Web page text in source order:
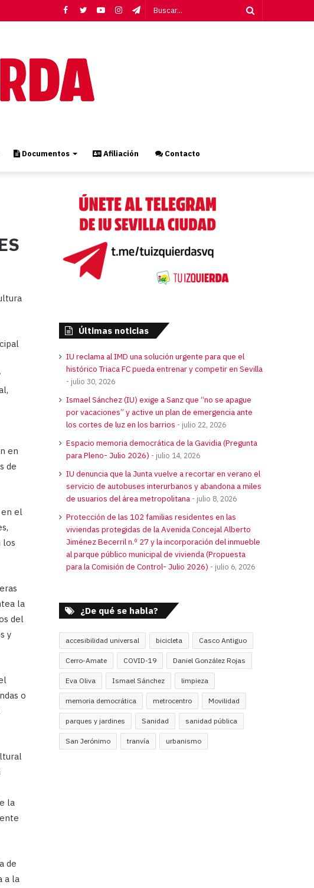
Telegram
Instagram
YouTube
Twitter
Facebook
Documentos Afiliación Contacto
en
de
en el
los
la
del
y
o
la
de
a la
Últimas noticias
IU reclama al IMD una solución urgente para que el
histórico Triaca FC pueda entrenar y competir en Sevilla
julio 30, 2026
Ismael Sánchez (IU) exige a Sanz que “no se apague
por vacaciones” y active un plan de emergencia ante
los cortes de luz en los barrios
julio 22, 2026
Espacio memoria democrática de la Gavidia (Pregunta
para Pleno- Julio 2026)
julio 14, 2026
IU denuncia que la Junta vuelve a recortar en verano el
servicio de autobuses interurbanos y abandona a miles
de usuarios del área metropolitana
julio 8, 2026
Protección de las 102 familias residentes en las
viviendas protegidas de la Avenida Concejal Alberto
Jiménez Becerril n.º 27 y la incorporación del inmueble
al parque público municipal de vivienda (Propuesta
para la Comisión de Control- Julio 2026)
julio 6, 2026
¿De qué se habla?
accesibilidad universal bicicleta Casco Antiguo
Cerro-Amate COVID-19 Daniel González Rojas
Eva Oliva Ismael Sánchez limpieza
memoria democrática metrocentro Movilidad
parques y jardines Sanidad sanidad pública
San Jerónimo tranvía urbanismo